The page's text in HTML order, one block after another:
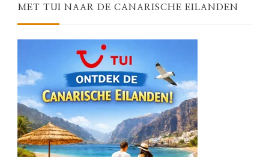
MET TUI NAAR DE CANARISCHE EILANDEN